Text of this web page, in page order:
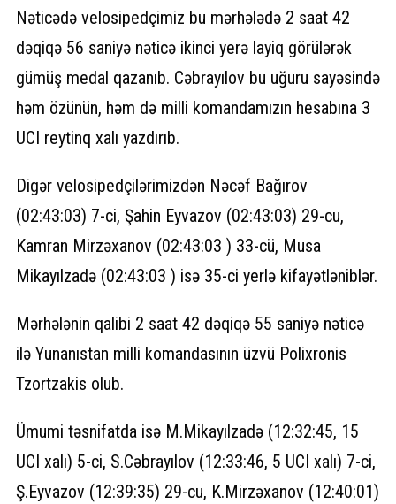
Nəticədə velosipedçimiz bu mərhələdə 2 saat 42
dəqiqə 56 saniyə nəticə ikinci yerə layiq görülərək
gümüş medal qazanıb. Cəbrayılov bu uğuru sayəsində
həm özünün, həm də milli komandamızın hesabına 3
UCI reytinq xalı yazdırıb.
Digər velosipedçilərimizdən Nəcəf Bağırov
(02:43:03) 7-ci, Şahin Eyvazov (02:43:03) 29-cu,
Kamran Mirzəxanov (02:43:03 ) 33-cü, Musa
Mikayılzadə (02:43:03 ) isə 35-ci yerlə kifayətləniblər.
Mərhələnin qalibi 2 saat 42 dəqiqə 55 saniyə nəticə
ilə Yunanıstan milli komandasının üzvü Polixronis
Tzortzakis olub.
Ümumi təsnifatda isə M.Mikayılzadə (12:32:45, 15
UCI xalı) 5-ci, S.Cəbrayılov (12:33:46, 5 UCI xalı) 7-ci,
Ş.Eyvazov (12:39:35) 29-cu, K.Mirzəxanov (12:40:01)